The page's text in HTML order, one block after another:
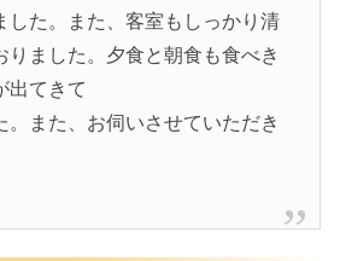
した。また、客室もしっかり清
りました。夕食と朝食も食べき
出てきて
。また、お伺いさせていただき